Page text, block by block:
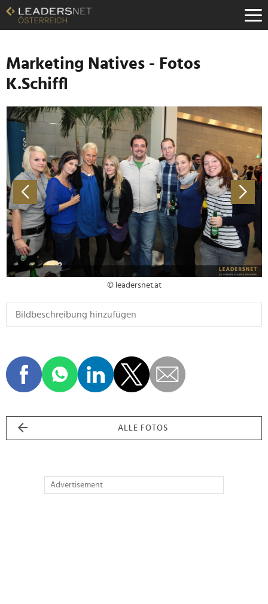
Zum
Inhalt
Zur
Navigation
Zur
Hauptnavigation
Marketing Natives - Fotos
K.Schiffl
© leadersnet.at
ALLE FOTOS
Advertisement